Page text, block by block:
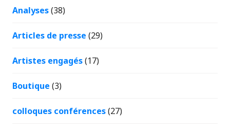
Analyses(38)
Articles de presse (29)
Artistes engagés(17)
Boutique (3)
colloques conférences(27)